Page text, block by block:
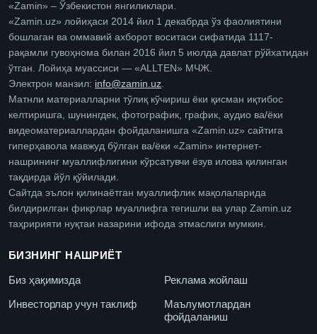
«Zamin» – Ўзбекистон янгиликлари.
«Zamin.uz» лойиҳаси 2014 йил 1 декабрда ўз фаолиятини
бошлаган ва оммавий ахборот воситаси сифатида 1117-
рақамли гувоҳнома билан 2016 йил 5 июлда давлат рўйхатидан
ўтган. Лойиҳа муассиси — «ALLTEN» МЧЖ.
Электрон манзил: info@zamin.uz.
Матнли материалларни тўлиқ кўчириш ёки қисман иқтибос
келтиришга, шунингдек, фотографик, график, аудио ва/ёки
видеоматериаллардан фойдаланишга «Zamin.uz» сайтига
гиперҳавола мавжуд бўлган ва/ёки «Zamin» интернет-
нашрининг муаллифлигини кўрсатувчи ёзув илова қилинган
тақдирда йўл қўйилади.
Сайтда эълон қилинаётган муаллифлик мақолаларида
билдирилган фикрлар муаллифга тегишли ва улар Zamin.uz
таҳририяти нуқтаи назарини ифода этмаслиги мумкин.
БИЗНИНГ НАШРИЁТ
Биз ҳақимизда
Реклама жойлаш
Инвесторлар учун таклиф
Маълумотлардан
фойдаланиш